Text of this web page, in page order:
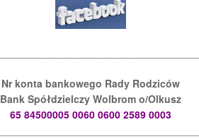
Nr konta bankowego Rady Rodziców
Bank Spółdzielczy Wolbrom o/Olkusz
65 84500005 0060 0600 2589 0003